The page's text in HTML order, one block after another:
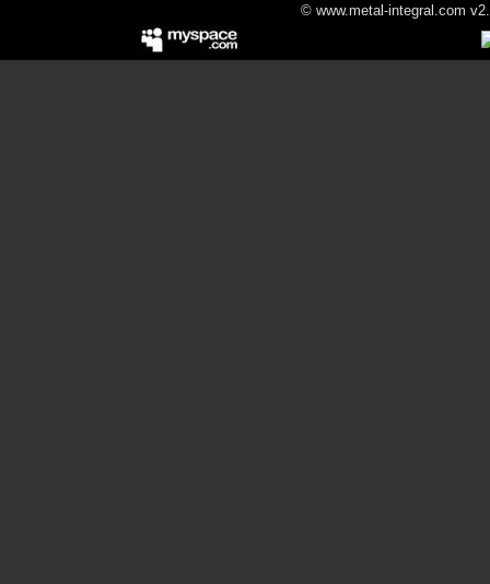
© www.metal-integral.com